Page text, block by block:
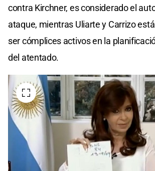
contra Kirchner, es considerado el
ataque, mientras Uliarte y Carrizo
ser cómplices activos en la
del atentado.